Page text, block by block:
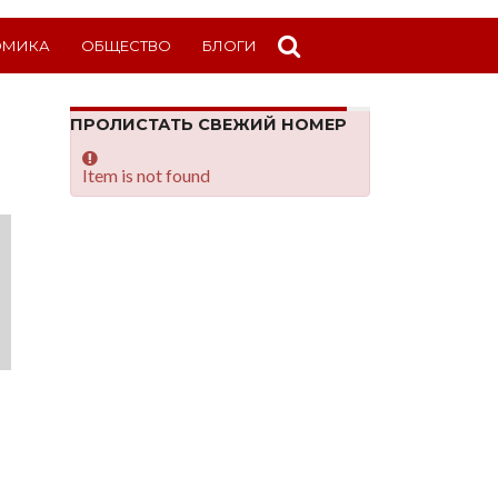
ОБЩЕСТВО БЛОГИ
ПРОЛИСТАТЬ СВЕЖИЙ НОМЕР
Item is not found